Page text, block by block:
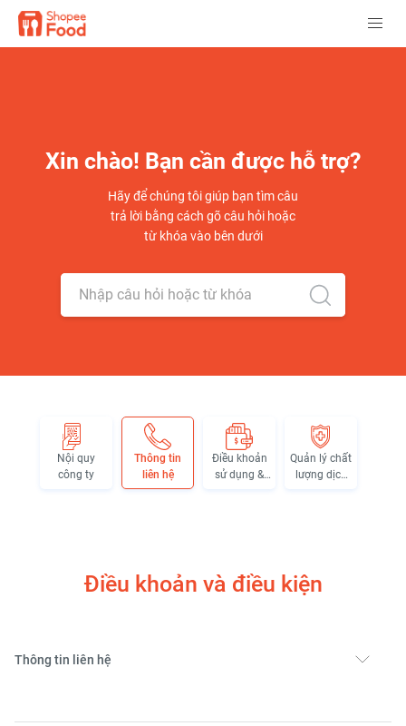
Xin chào! Bạn cần được hỗ trợ?
Hãy để chúng tôi giúp bạn tìm câu
trả lời bằng cách gõ câu hỏi hoặc
từ khóa vào bên dưới
Nội quy
công ty
Thông tin
liên hệ
Điều khoản
sử dụng &
Quản lý chất
lượng dịch
Điều khoản và điều kiện
Thông tin liên hệ